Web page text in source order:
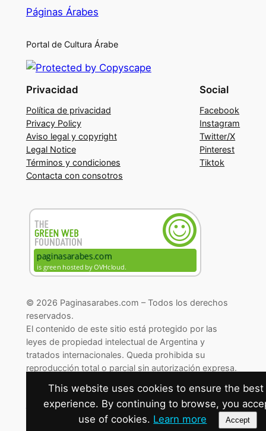
Páginas Árabes
Portal de Cultura Árabe
Privacidad
Política de privacidad
Privacy Policy
Aviso legal y copyright
Legal Notice
Términos y condiciones
Contacta con consotros
Social
Facebook
Instagram
Twitter/X
Pinterest
Tiktok
© 2026 Paginasarabes.com – Todos los derechos
reservados.
El contenido de este sitio está protegido por las
leyes de propiedad intelectual de Argentina y
tratados internacionales. Queda prohibida su
reproducción total o parcial sin autorización expresa.
This website uses cookies to ensure the best
experience. By continuing to browse, you
use of cookies. Learn more Accept
Cambiar preferencias de cookies